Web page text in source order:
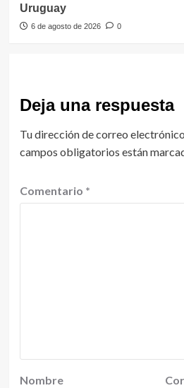
Uruguay
6 de agosto de 2026 0
Deja una respuesta
Tu dirección de correo
campos obligatorios están
Comentario *
Nombre